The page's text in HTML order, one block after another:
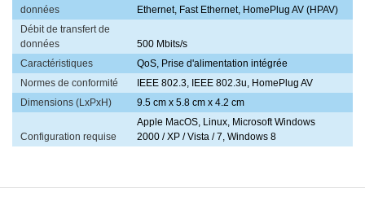
données
Ethernet, Fast Ethernet, HomePlug AV (HPAV)
Débit de transfert de
données
500 Mbits/s
Caractéristiques
QoS, Prise d'alimentation intégrée
Normes de conformité
IEEE 802.3, IEEE 802.3u, HomePlug AV
Dimensions (LxPxH)
9.5 cm x 5.8 cm x 4.2 cm
Configuration requise
Apple MacOS, Linux, Microsoft Windows
2000 / XP / Vista / 7, Windows 8